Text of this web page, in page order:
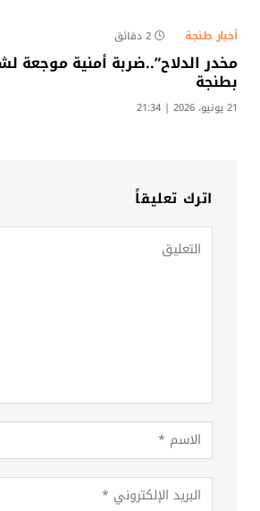
أخبار طنجة 2 دقائق
مخدر الدلاح”..ضربة أمنية موجعة
بطنجة
21 يونيو، 2026 | 21:34
اترك تعليقاً